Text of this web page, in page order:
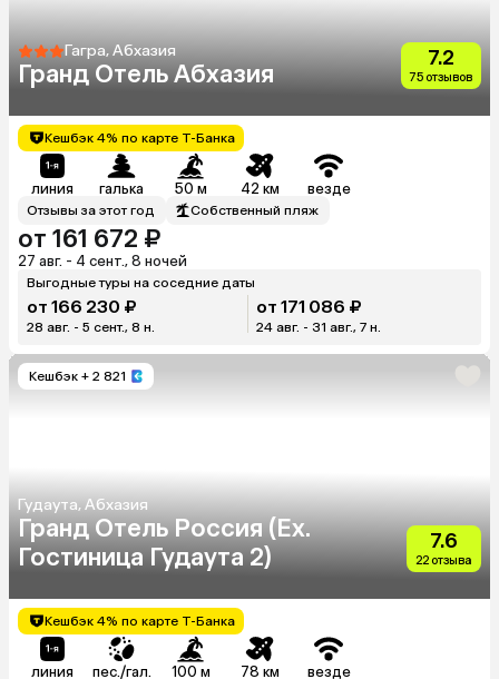
Гагра, Абхазия
Гранд Отель Абхазия
7.2
75 отзывов
Кешбэк 4% по карте Т-Банка
линия галька 50 м 42 км везде
Отзывы за этот год Собственный пляж
от 161 672 ₽
27 авг. - 4 сент., 8 ночей
Выгодные туры на соседние даты
от 166 230 ₽
28 авг. - 5 сент., 8 н.
от 171 086 ₽
24 авг. - 31 авг., 7 н.
Кешбэк + 2 821
Гудаута, Абхазия
Гранд Отель Россия (Ex.
Гостиница Гудаута 2)
7.6
22 отзыва
Кешбэк 4% по карте Т-Банка
линия пес./гал. 100 м 78 км везде